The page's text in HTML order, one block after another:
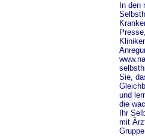
In den
Sie,
und
die
Ihr
mit